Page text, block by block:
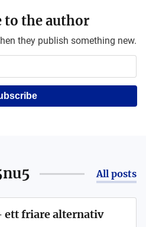
to the author
they publish something new.
All posts
ett friare alternativ